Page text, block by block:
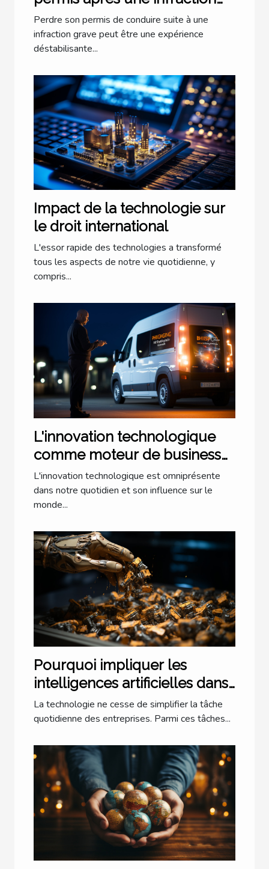
grave
Perdre son permis de conduire suite à une
infraction grave peut être une expérience
déstabilisante...
Impact de la technologie sur
le droit international
L'essor rapide des technologies a transformé
tous les aspects de notre vie quotidienne, y
compris...
L'innovation technologique
comme moteur de business
pionnier
L'innovation technologique est omniprésente
dans notre quotidien et son influence sur le
monde...
Pourquoi impliquer les
intelligences artificielles dans
la trésorerie ?
La technologie ne cesse de simplifier la tâche
quotidienne des entreprises. Parmi ces tâches...